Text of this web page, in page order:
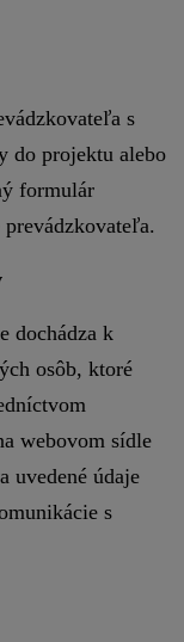
s
do projektu alebo
formulár
dochádza k
osôb, ktoré
webovom sídle
uvedené údaje
s